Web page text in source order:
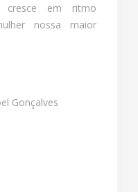
cresce em ritmo
nossa maior
Gonçalves